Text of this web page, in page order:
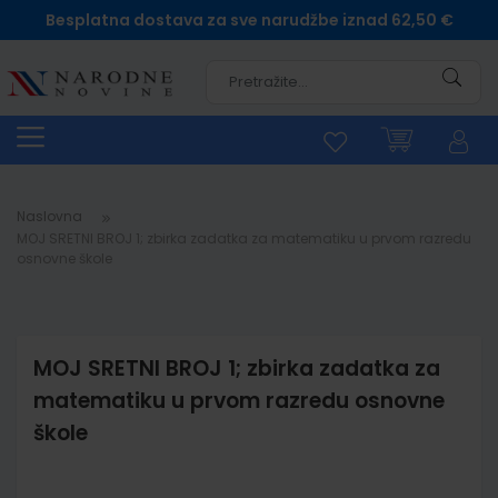
Besplatna dostava za sve narudžbe iznad 62,50 €
Naslovna
MOJ SRETNI BROJ 1; zbirka zadatka za
matematiku u prvom razredu osnovne
škole